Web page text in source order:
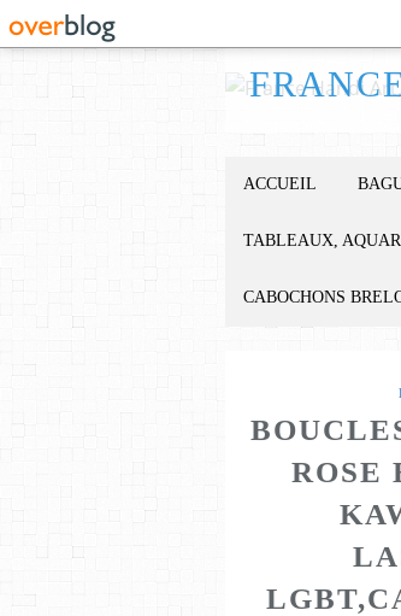
ACCUEIL
TABLEAUX,
CABOCHONS
ROSE